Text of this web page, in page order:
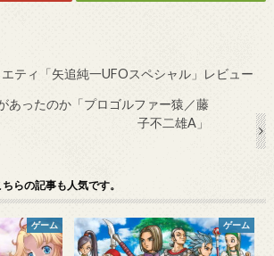
ティ「矢追純一UFOスペシャル」レビュー
あったのか「プロゴルファー猿／藤
子不二雄A」
ちらの記事も人気です。
ゲーム ゲーム